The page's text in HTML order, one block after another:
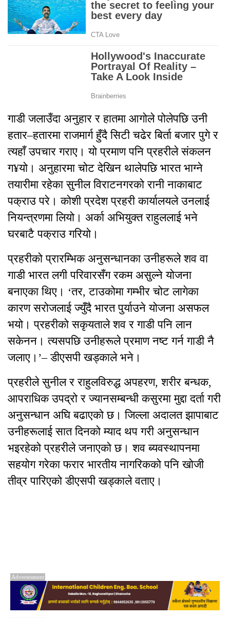
गाडी जलाउँदा अनुहार र हातमा आगोले पोलेपछि उनी
हतार–हतारमा राजमार्ग हुँदै सिटी चढेर बिर्ता बजार पुगे र
त्यहाँ उपचार गराए। यो प्रमाण पनि प्रहरीले संकलन
ग¥यो। अनुहारमा चोट देखिन थालेपछि भारत भाग्ने
तयारीमा रहेका सुनील विराटनगरको रानी नाकाबाट
पक्राउ परे। कोशी प्रदेश प्रहरी कार्यालयले उनलाई
नियन्त्रणमा लियो। अर्का अभियुक्त राहुललाई भने
घरबाटै पक्राउ गरियो।
प्रहरीको प्रारम्भिक अनुसन्धानका उनीहरूले शव वा
गाडी भारत लगी परिवारसँग रकम असुल्ने योजना
बनाएका थिए। ‘तर, टाउकोमा गम्भीर चोट लागेका
कारण सरोजलाई ज्युँदै भारत पुर्याउने योजना असफल
भयो। प्रहरीको सकृयताले शव र गाडी पनि लान
सकेनन। त्यसपछि उनीहरूले प्रमाण नष्ट गर्न गाडी नै
जलाए।’– डीएसपी खड्काले भने।
प्रहरीले सुनील र राहुलविरुद्ध अपहरण, शरीर बन्धक,
आपराधिक उपद्रो र ज्यानसम्बन्धी कसुरमा मुद्दा दर्ता गरी
अनुसन्धान अघि बढाएको छ। जिल्ला अदालत झापाबाट
उनीहरूलाई सात दिनको म्याद थप गरी अनुसन्धान
भइरहेको प्रहरीले जनाएको छ। शव ब्यवस्थापनमा
सहयोग गरेका फरार भारतीय नागरिकको पनि खोजी
तीव्र पारिएको डीएसपी खड्काले वताए।
Advertesment